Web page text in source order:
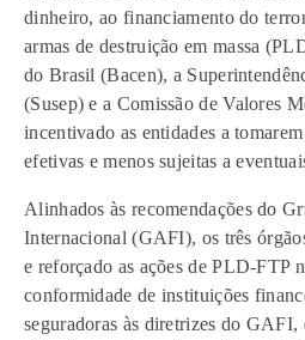
dinheiro, ao financiamento do
armas de destruição em massa
do Brasil (Bacen), a
(Susep) e a Comissão de Valores
incentivado as entidades a
efetivas e menos sujeitas a
Alinhados às recomendações do
Internacional (GAFI), os três
e reforçado as ações de PLD-FTP
conformidade de instituições
seguradoras às diretrizes do GAFI,